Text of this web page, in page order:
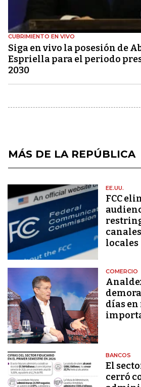
CUBRIMIENTO EN VIVO
Siga en vivo la posesión de
Espriella para el periodo
2030
MÁS DE LA REPÚBLICA
EE.UU.
FCC
locales
COMERCIO
días
BANCOS
El
cerró